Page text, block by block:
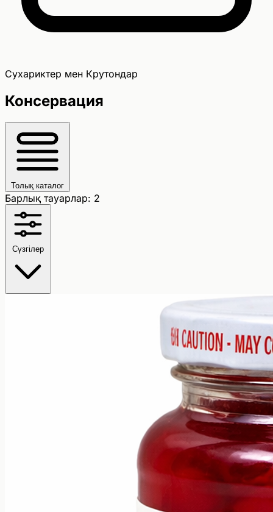
Сухариктер мен Крутондар
Консервация
Толық каталог
Барлық тауарлар: 2
Сүзгілер